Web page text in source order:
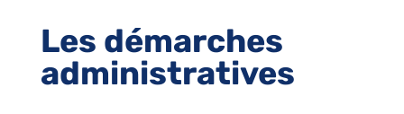
Les démarches
administratives